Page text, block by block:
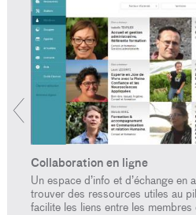
Collaboration en ligne
Un espace d’info et d’échange
trouver des ressources utiles au
facilite les liens entre les membres